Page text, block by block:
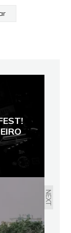
NEXT